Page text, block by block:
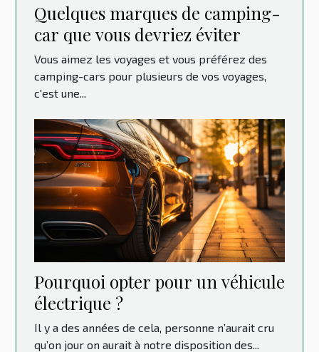
Quelques marques de camping-
car que vous devriez éviter
Vous aimez les voyages et vous préférez des
camping-cars pour plusieurs de vos voyages,
c'est une...
Pourquoi opter pour un véhicule
électrique ?
Il y a des années de cela, personne n’aurait cru
qu’on jour on aurait à notre disposition des...